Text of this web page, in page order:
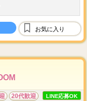
担
お気に入り
20代歓迎 LINE応募OK